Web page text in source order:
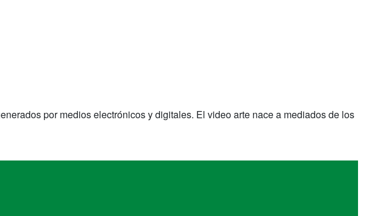
por medios electrónicos y digitales. El video arte nace a mediados de los